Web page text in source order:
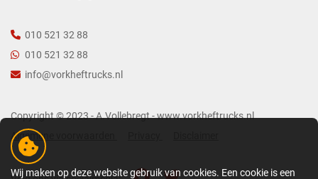
010 521 32 88
010 521 32 88
info@vorkheftrucks.nl
Copyright © 2023 - A.Vollebregt - www.vorkheftrucks.nl
Algemene voorwaarden
Wij maken op deze website gebruik van cookies. Een cookie is een